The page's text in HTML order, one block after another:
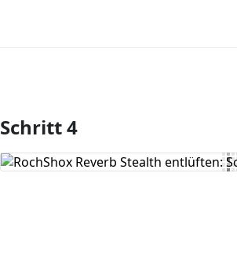
Kommentar hinzufügen
Schritt 4